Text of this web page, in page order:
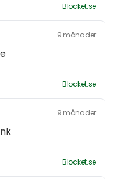
Blocket.se
9 månader
Blocket.se
9 månader
Blocket.se